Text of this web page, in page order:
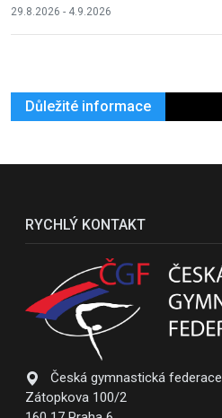
29.8.2026 - 4.9.2026
Důležité informace
RYCHLÝ KONTAKT
Česká gymnastická federace
Zátopkova 100/2